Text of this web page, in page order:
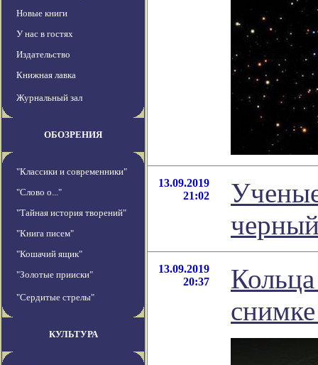
Новые книги
У нас в гостях
Издательство
Книжная лавка
Журнальный зал
ОБОЗРЕНИЯ
"Классики и современники"
"Слово о..."
"Тайная история творений"
"Книга писем"
"Кошачий ящик"
"Золотые прииски"
"Сердитые стрелы"
КУЛЬТУРА
13.09.2019
21:02
13.09.2019
20:37